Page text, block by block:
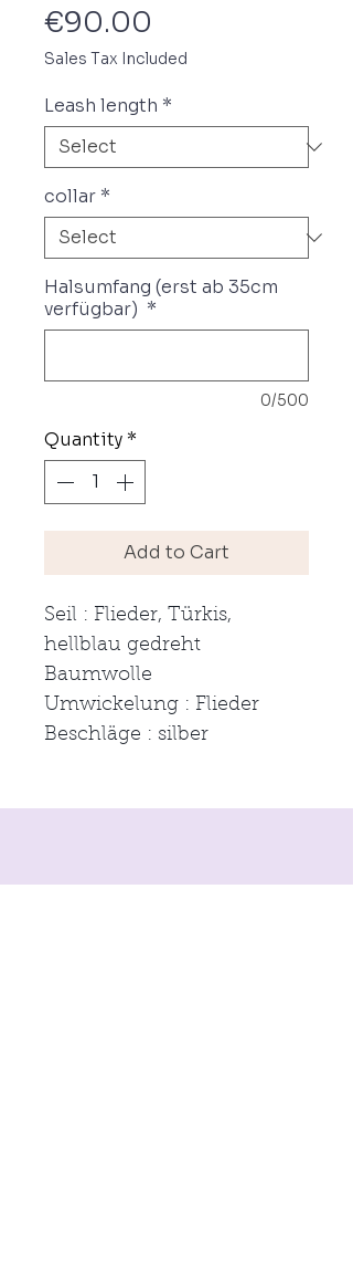
€90.00
Sales Tax Included
Leash length *
collar *
Halsumfang (erst ab 35cm
verfügbar) *
0/500
Quantity *
Add to Cart
Seil : Flieder, Türkis,
hellblau gedreht
Baumwolle
Umwickelung : Flieder
Beschläge : silber